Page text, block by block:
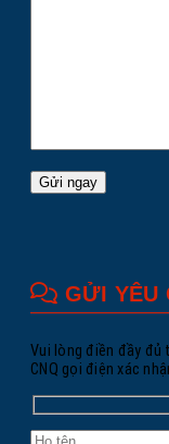
GỬI YÊU
Vui lòng điền đầy đủ
CNQ gọi điện xác